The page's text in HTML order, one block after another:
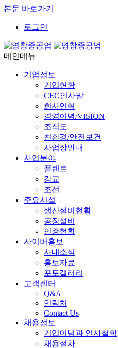
본문 바로가기
로그인
메인메뉴
기업정보
기업현황
CEO인사말
회사연혁
경영이념/VISION
조직도
친환경/안전보건
사업장안내
사업분야
플랜트
강교
조선
주요시설
생산설비현황
공장설비
인증현황
사이버홍보
사내소식
홍보자료
포토갤러리
고객센터
Q&A
연락처
Contact Us
채용정보
기업이념과 인사철학
채용절차